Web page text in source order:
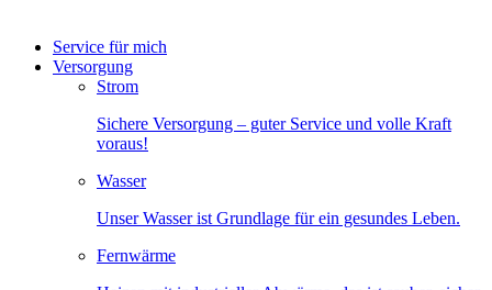
Service für mich
Versorgung
Strom
Sichere Versorgung – guter Service und volle Kraft
voraus!
Wasser
Unser Wasser ist Grundlage für ein gesundes Leben.
Fernwärme